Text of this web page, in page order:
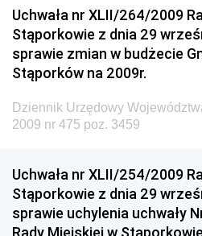
Dziennik Urzędowy
Chemicznego i Lekkiego
Dziennik Urzędowy
Gospodarki Żywnościowej
Dziennik Urzędowy Ministra
Społecznej
Dziennik Urzędowy Ministra
Dziennik Urzędowy Ministra
Budownictwa
Uchwała nr XLII/264/2009
Stąporkowie z dnia 29
sprawie zmian w budżecie
Stąporków na 2009r.
Dziennik Urzędowy
2009 nr 475 poz. 3459
Uchwała nr XLII/254/2009
Stąporkowie z dnia 29
sprawie uchylenia uchwały